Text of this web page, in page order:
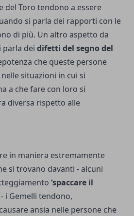
del Toro tendono a essere
si parla dei rapporti con le
di più. Un altro aspetto da
dei difetti del segno del
che queste persone
situazioni in cui si
a che fare con loro si
diversa rispetto alle
in maniera estremamente
si trovano davanti - alcuni
‘spaccare il
- i Gemelli tendono,
ansia nelle persone che